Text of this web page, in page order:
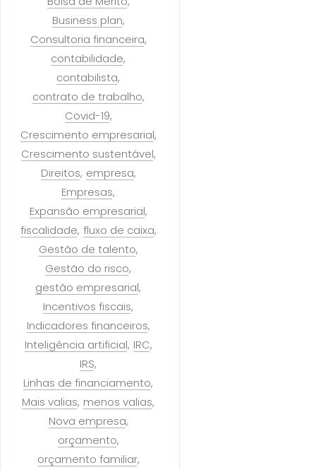
Business plan
Consultoria financeira
contabilidade
contabilista
contrato de trabalho
Covid-19
Crescimento empresarial
Crescimento sustentável
Direitos empresa
Empresas
Expansão empresarial
fiscalidade fluxo de caixa
Gestão de talento
Gestão do risco
gestão empresarial
Incentivos fiscais
Indicadores financeiros
Inteligência artificial IRC
IRS
Linhas de financiamento
Mais valias menos valias
Nova empresa
orçamento
orçamento familiar